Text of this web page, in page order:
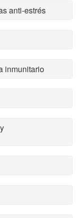
anti-estrés
inmunitario